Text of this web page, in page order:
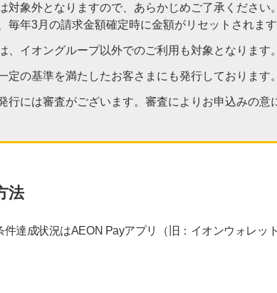
対象外となりますので、あらかじめご了承ください。
毎年3月の請求金額確定時に金額がリセットされます
、イオングループ以外でのご利用も対象となります。
定の基準を満たしたお客さまにも発行しております。
行には審査がございます。審査によりお申込みの意
法
達成状況はAEON Payアプリ（旧：イオンウォレッ